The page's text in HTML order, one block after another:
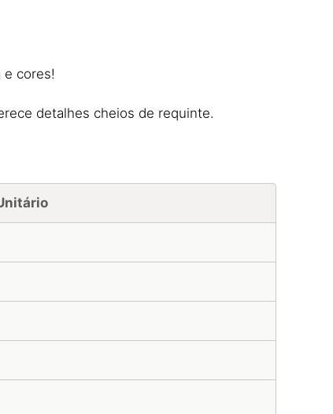
e cores!
detalhes cheios de requinte.